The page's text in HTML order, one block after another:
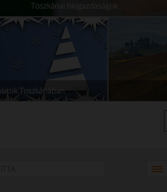
Toszkánai biogazdaságok
Toszkánában